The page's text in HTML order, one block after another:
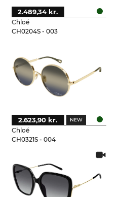
Chloé
CH0204S - 003
2.489,34 kr.
Chloé
CH0321S - 004
2.623,90 kr.